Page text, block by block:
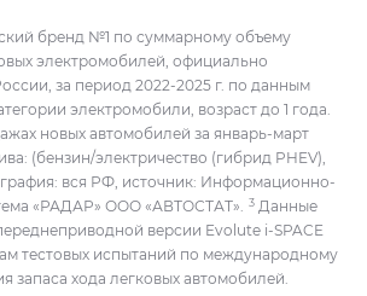
бренд №1 по суммарному объему
электромобилей, официально
за период 2022-2025 г. по данным
электромобили, возраст до 1 года.
новых автомобилей за январь-март
(бензин/электричество (гибрид PHEV),
вся РФ, источник: Информационно-
«РАДАР» ООО «АВТОСТАТ». 3 Данные
версии Evolute i‑SPACE
тестовых испытаний по международному
запаса хода легковых автомобилей.